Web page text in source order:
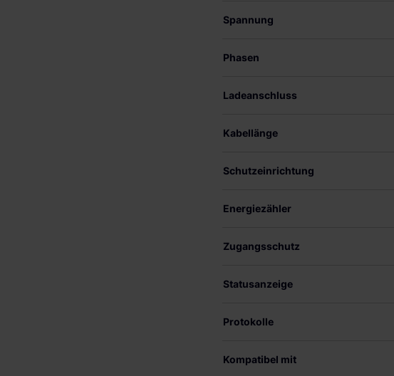
Spannung
Phasen
Ladeanschluss
Kabellänge
Schutzeinrichtung
Energiezähler
Zugangsschutz
Statusanzeige
Protokolle
Kompatibel mit